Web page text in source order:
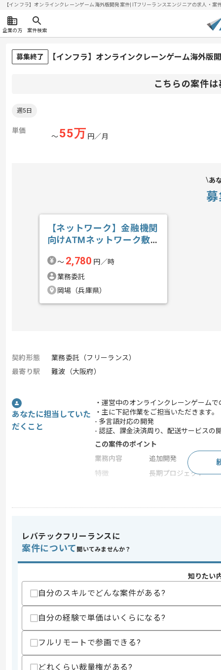
【インフラ】オンラインクレーンゲーム海外版開発案件| ITフリーランスエンジニアの求人・
企業の方 案件検索
募集終了 【インフラ】オンラインクレーンゲーム海外版
こちらの案件
週5日
単価
〜55万 円／月
あ
【ネットワーク】金融機関
向けATMネットワーク敷
〜 2,780 円／時
業務委託
岡場（兵庫県）
契約形態
業務委託（フリーランス）
最寄り駅
難波（大阪府）
あなたに担当していた
だくこと
・運営中のオンラインクレーンゲーム
・主に下記作業をご担当いただきます。
- 多言語対応の開発
- 認証、課金決済周り、配送サービスの
この案件のポイント
業務内容
追加開発
特徴
長期プロジェクト
歓迎スキル
・課金決済周りの開発経験
精算・お支払い
精算基準時間
支払いサイト
15日
レバテックフリーランスに
案件について 聞いてみませんか？
知りたい
自分のスキルでどんな案件がある?
自分の経験で単価はいくらになる?
フルリモートで参画できる?
どれくらい裁量権がある?